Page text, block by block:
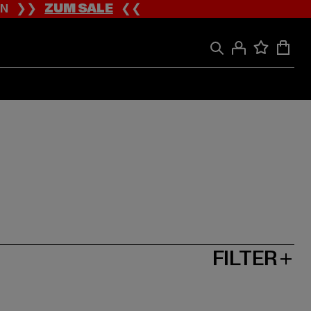
❯❯ZUM SALE❮❮
FILTER